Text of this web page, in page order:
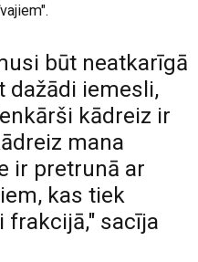
būt neatkarīgā
dažādi iemesli,
kādreiz ir
mana
ir pretrunā ar
kas tiek
frakcijā," sacīja